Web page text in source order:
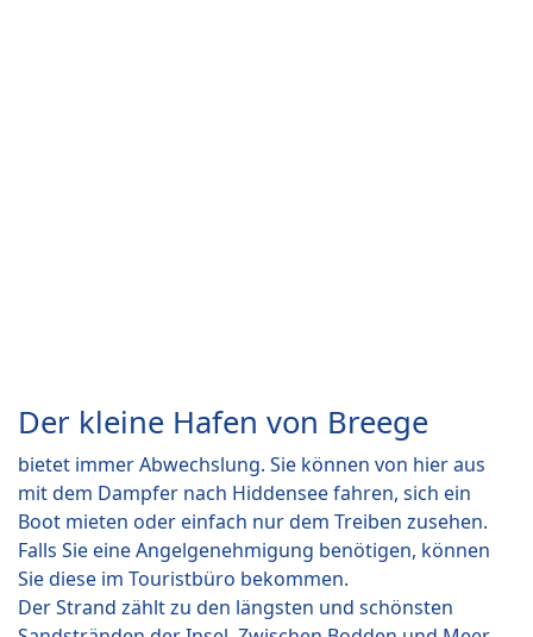
Der kleine Hafen von Breege
bietet immer Abwechslung. Sie können von hier aus
mit dem Dampfer nach Hiddensee fahren, sich ein
Boot mieten oder einfach nur dem Treiben zusehen.
Falls Sie eine Angelgenehmigung benötigen, können
Sie diese im Touristbüro bekommen.
Der Strand zählt zu den längsten und schönsten